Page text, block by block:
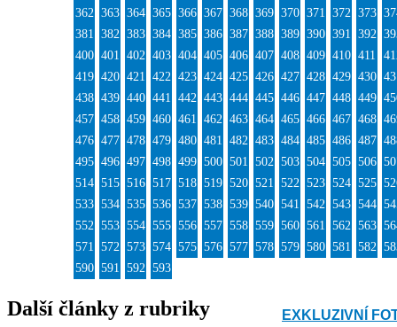
362 363 364 365 366 367 368 369 370 371 372 373
381 382 383 384 385 386 387 388 389 390 391 392
400 401 402 403 404 405 406 407 408 409 410 411
419 420 421 422 423 424 425 426 427 428 429 430
438 439 440 441 442 443 444 445 446 447 448 449
457 458 459 460 461 462 463 464 465 466 467 468
476 477 478 479 480 481 482 483 484 485 486 487
495 496 497 498 499 500 501 502 503 504 505 506
514 515 516 517 518 519 520 521 522 523 524 525
533 534 535 536 537 538 539 540 541 542 543 544
552 553 554 555 556 557 558 559 560 561 562 563
571 572 573 574 575 576 577 578 579 580 581 582
590 591 592 593
Další články z rubriky EXKLUZIVNÍ